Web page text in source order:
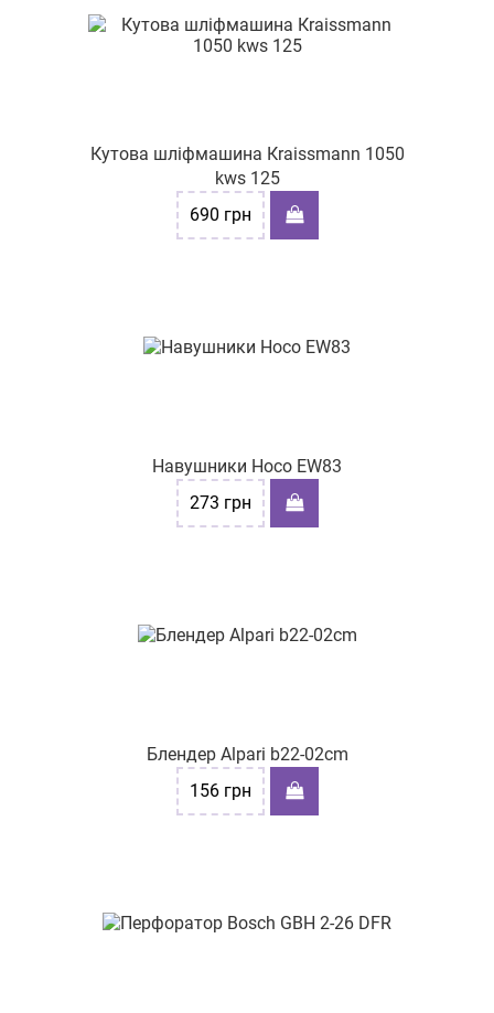
Кутова шліфмашина Кraissmann 1050
kws 125
690 грн
Навушники Hoco EW83
273 грн
Блендер Alpari b22-02cm
156грн